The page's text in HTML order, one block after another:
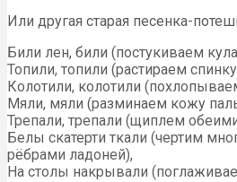
Или другая старая песенка-
Били лен, били (постукиваем
Топили, топили (растираем
Колотили, колотили
Мяли, мяли (разминаем кожу
Трепали, трепали (щиплем
Белы скатерти ткали (чертим
рёбрами ладоней),
На столы накрывали